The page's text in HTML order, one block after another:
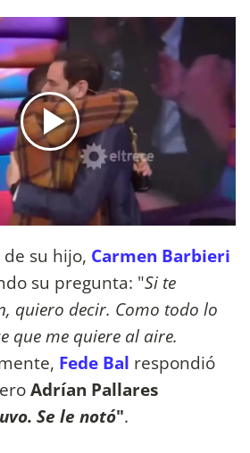
su hijo, Carmen Barbieri
su pregunta: "Si te
quiero decir. Como todo lo
que me quiere al aire.
Fede Bal respondió
Adrían Pallares
Se le notó".